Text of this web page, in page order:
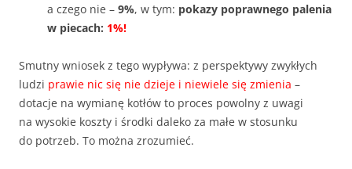
a czego nie – 9%, w tym: pokazy poprawnego palenia
w piecach: 1%!
Smutny wniosek z tego wypływa: z perspektywy zwykłych
ludzi prawie nic się nie dzieje i niewiele się zmienia –
dotacje na wymianę kotłów to proces powolny z uwagi
na wysokie koszty i środki daleko za małe w stosunku
do potrzeb. To można zrozumieć.